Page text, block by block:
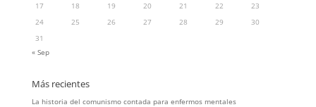
17
18 19 20 21 22
23
24
25 26 27 28 29
30
31
« Sep
Más recientes
La historia del comunismo contada para enfermos mentales